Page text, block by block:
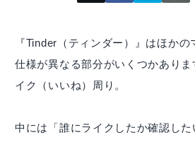
『Tinder（ティンダー）』はほか
仕様が異なる部分がいくつかあり
イク（いいね）周り。
中には「誰にライクしたか確認し